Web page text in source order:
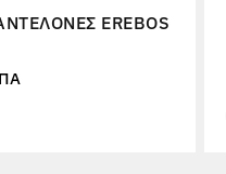
EREBOS